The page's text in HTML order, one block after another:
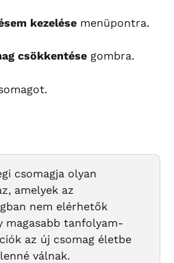
kezelése menüpontra.
csökkentése gombra.
csomagja olyan
amelyek az
nem elérhetők
magasabb tanfolyam-
az új csomag életbe
válnak.